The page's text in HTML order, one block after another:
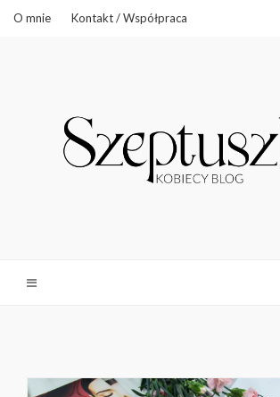
O mnie Kontakt / Współpraca